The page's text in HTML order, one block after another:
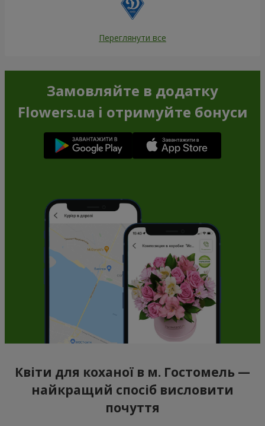
Переглянути все
Замовляйте в додатку
Flowers.ua і отримуйте бонуси
Квіти для коханої в м. Гостомель —
найкращий спосіб висловити
почуття